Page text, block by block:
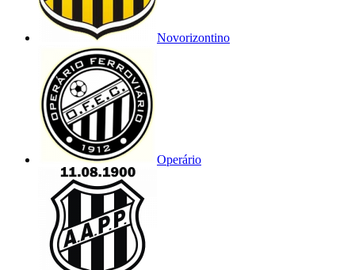
Novorizontino
Operário